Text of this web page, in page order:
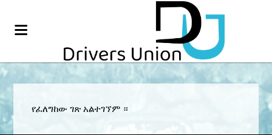
የፈለግከው ገጽ አልተገኘም ።